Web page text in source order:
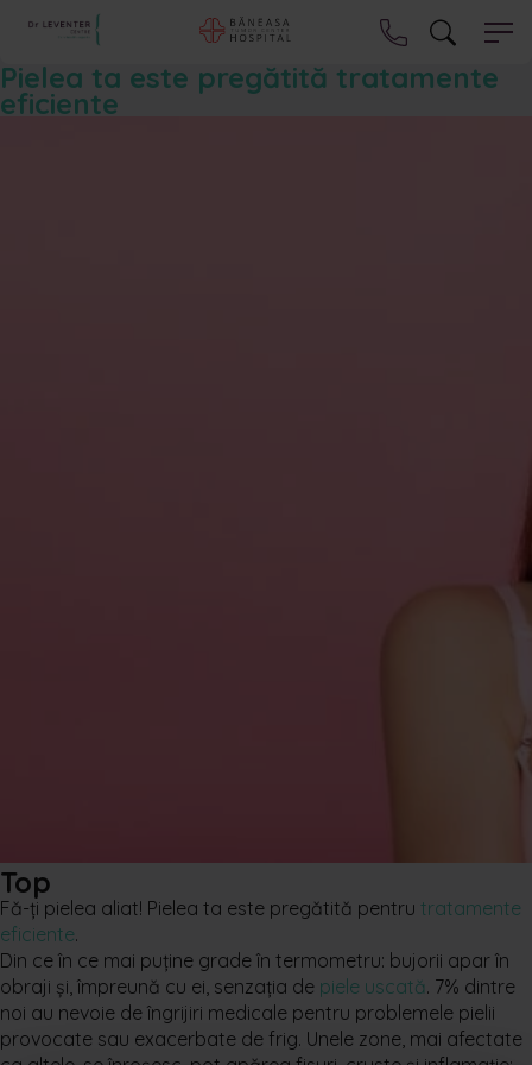
Pielea ta este pregătită tratamente
eficiente
Top
Fă-ţi pielea aliat! Pielea ta este pregătită pentru tratamente
eficiente.
Din ce în ce mai puţine grade în termometru: bujorii apar în
obraji şi, împreună cu ei, senzaţia de piele uscată. 7% dintre
noi au nevoie de îngrijiri medicale pentru problemele pielii
provocate sau exacerbate de frig. Unele zone, mai afectate